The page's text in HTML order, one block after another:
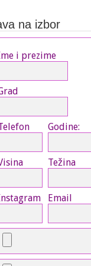
na izbor
i prezime
Godine:
Težina
Email